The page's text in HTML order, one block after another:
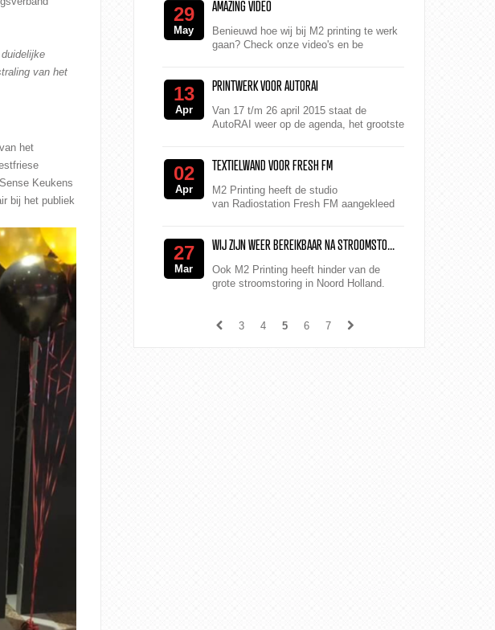
van het
het
Keukens
bij het publiek
29
May
AMAZING VIDEO
Benieuwd hoe wij bij M2 printing te werk
gaan? Check onze video's en be
13
Apr
PRINTWERK VOOR AUTORAI
Van 17 t/m 26 april 2015 staat de
AutoRAI weer op de agenda, het grootste
02
Apr
TEXTIELWAND VOOR FRESH FM
M2 Printing heeft de studio
van Radiostation Fresh FM aangekleed
27
Mar
WIJ ZIJN WEER BEREIKBAAR NA STROOMSTO...
Ook M2 Printing heeft hinder van de
grote stroomstoring in Noord Holland.
3
4 5 6 7